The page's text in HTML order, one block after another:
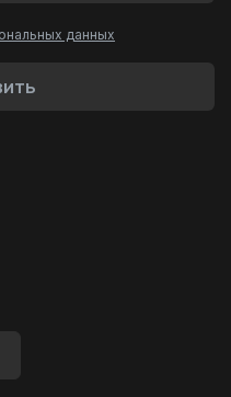
данных